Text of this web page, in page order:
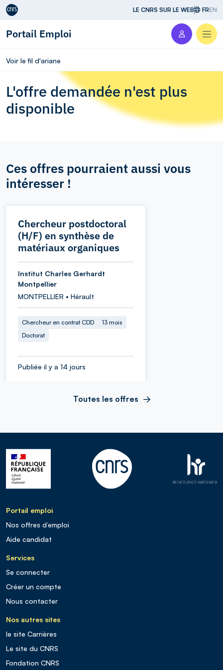
Aller au contenu LE CNRS SUR LE WEB FREN
Portail Emploi
Voir le fil d'ariane
L'offre demandée n'est plus
disponible
Ces offres pourraient aussi vous
intéresser !
Chercheur postdoctoral
(H/F) en synthèse de
matériaux organiques
Institut Charles Gerhardt
Montpellier
MONTPELLIER • Hérault
Chercheur en contrat CDD
13 mois
Doctorat
Publiée il y a 14 jours
Toutes les offres
Portail emploi
Nos offres d’emploi
Aide candidat
Services
Se connecter
Créer un compte
Nous contacter
Nos autres sites
le site Carrières
Le site du CNRS
Fondation CNRS